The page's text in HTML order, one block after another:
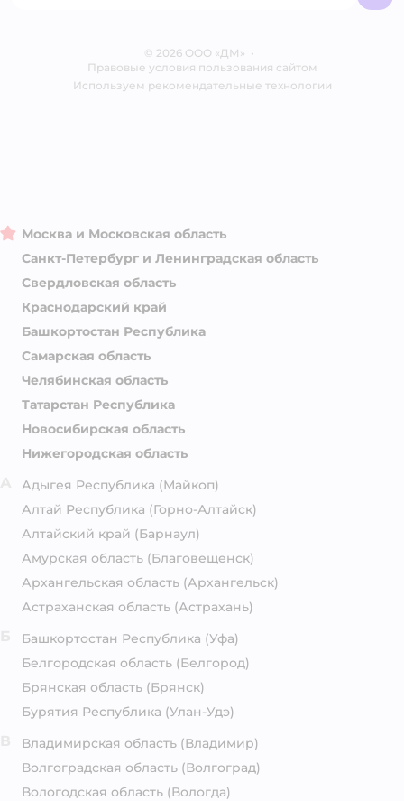
Блог
© 2026 ООО «ДМ» •
Правовые условия пользования сайтом
Используем рекомендательные технологии
Москва и Московская область
Санкт-Петербург и Ленинградская область
Свердловская область
Краснодарский край
Башкортостан Республика
Самарская область
Челябинская область
Татарстан Республика
Новосибирская область
Нижегородская область
Адыгея Республика (Майкоп)
Алтай Республика (Горно-Алтайск)
Алтайский край (Барнаул)
Амурская область (Благовещенск)
Архангельская область (Архангельск)
Астраханская область (Астрахань)
Башкортостан Республика (Уфа)
Белгородская область (Белгород)
Брянская область (Брянск)
Бурятия Республика (Улан-Удэ)
Владимирская область (Владимир)
Волгоградская область (Волгоград)
Вологодская область (Вологда)